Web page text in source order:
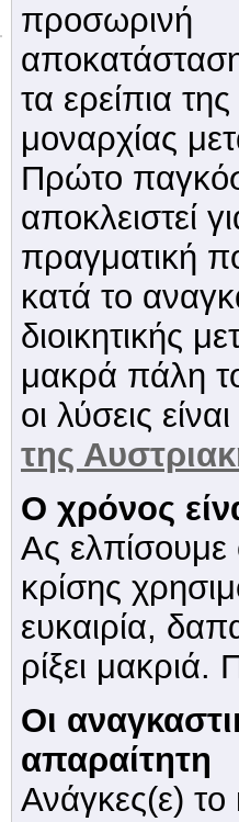
προσωρινή
τα ερείπια της
μοναρχίας
Πρώτο
αποκλειστεί
πραγματική
κατά το
διοικητικής
μακρά πάλη
οι λύσεις
της
Ο χρόνος
Ας ελπίσουμε
κρίσης
ευκαιρία,
ρίξει μακριά.
Οι
απαραίτητη
Ανάγκες(ε) το